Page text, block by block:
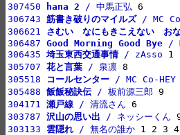
307450
hana 2 / 中馬正弘
306743 筋書き破りのマイルズ / MC
306621 さむい　なにもきこえない　お
306487 Good Morning Good Bye /
306435 埼玉東西交通事情 / zAsso
305707 花と言葉 / 泉凛
305518
コールセンター / MC Co-HEY
305488 飯飯秘訣伝 / 板前源三郎
304171 瀬戸線 / 清流さん
303787 沢山の思い出 / ネッシーくん
303133 雲隠れ / 無名の誰か